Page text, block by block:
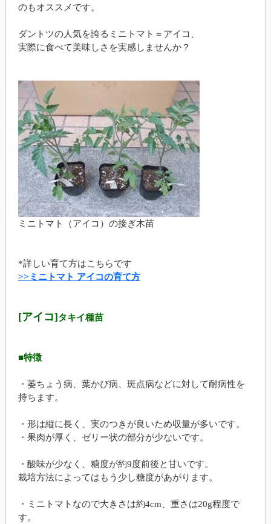
のもオススメです。
ダントツの人気を誇るミニトマト＝アイコ、
実際に食べて美味しさを実感しませんか？
ミニトマト（アイコ）の接ぎ木苗
*詳しい育て方はこちらです
>>ミニトマト アイコの育て方
[アイコ]タキイ種苗
■特徴
・萎ちょう病、葉かび病、斑点病などに対して耐病性を
持ちます。
・形は縦に長く、実のつきが良いため収量が多いです。
・果肉が厚く、ゼリー状の部分が少ないです。
・酸味が少なく、糖度が約9度前後と甘いです。
栽培方法によってはもう少し糖度があがります。
・ミニトマトなので大きさは約4cm、重さは20g程度で
す。